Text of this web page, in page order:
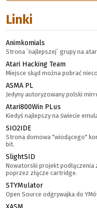
Linki
Animkomials
Strona `najlepszej` grupy na
Atari Hacking Team
Miejsce skąd można pobrać
ASMA PL
Jedyny autoryzowany polski
Atari800Win PLus
Kiedyś najlepszy na świecie
SIO2IDE
Strona domowa "wiodącego"
bit.
SlightSID
Nowatorski projekt podłączenia
poprzez złącze cartridge.
STYMulator
Open Source odgrywajka do